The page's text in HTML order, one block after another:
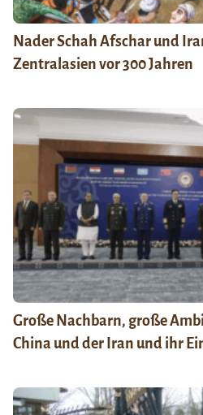
Nader Schah Afschar und
Zentralasien vor 300 Jahren
Große Nachbarn, große
China und der Iran und ihr